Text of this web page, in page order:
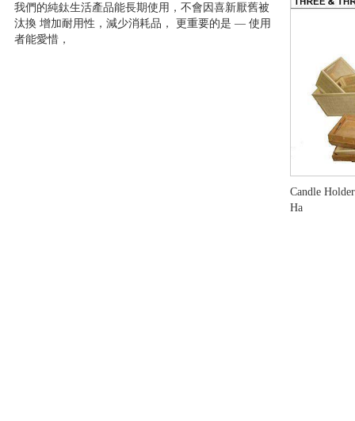
我們的純鈦生活產品能長期使用，不會因喜新厭舊被
汰換 增加耐用性，減少消耗品， 更重要的是 — 使用
者能愛惜，
Candle
Ha